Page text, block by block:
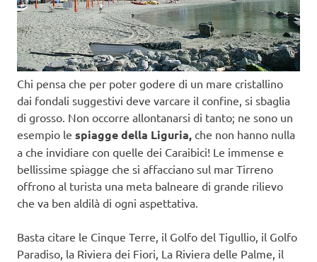
Chi pensa che per poter godere di un mare cristallino
dai fondali suggestivi deve varcare il confine, si sbaglia
di grosso. Non occorre allontanarsi di tanto; ne sono un
esempio le spiagge della Liguria, che non hanno nulla
a che invidiare con quelle dei Caraibici! Le immense e
bellissime spiagge che si affacciano sul mar Tirreno
offrono al turista una meta balneare di grande rilievo
che va ben aldilà di ogni aspettativa.
Basta citare le Cinque Terre, il Golfo del Tigullio, il Golfo
Paradiso, la Riviera dei Fiori, La Riviera delle Palme, il